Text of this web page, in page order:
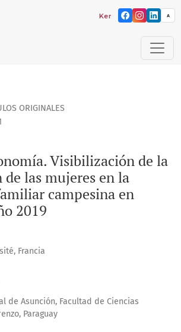
Kera yvoty: reflexiones
A
Visibilización de la contribución de
ORIGINALES
Visibilización de la
las mujeres en la
campesina en
2019
Francia
de Asunción, Facultad de Ciencias
Paraguay